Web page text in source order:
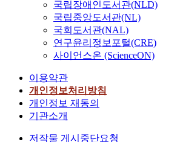
국립장애인도서관(NLD)
국립중앙도서관(NL)
국회도서관(NAL)
연구윤리정보포털(CRE)
사이언스온 (ScienceON)
이용약관
개인정보처리방침
개인정보 재동의
기관소개
저작물 게시중단요청